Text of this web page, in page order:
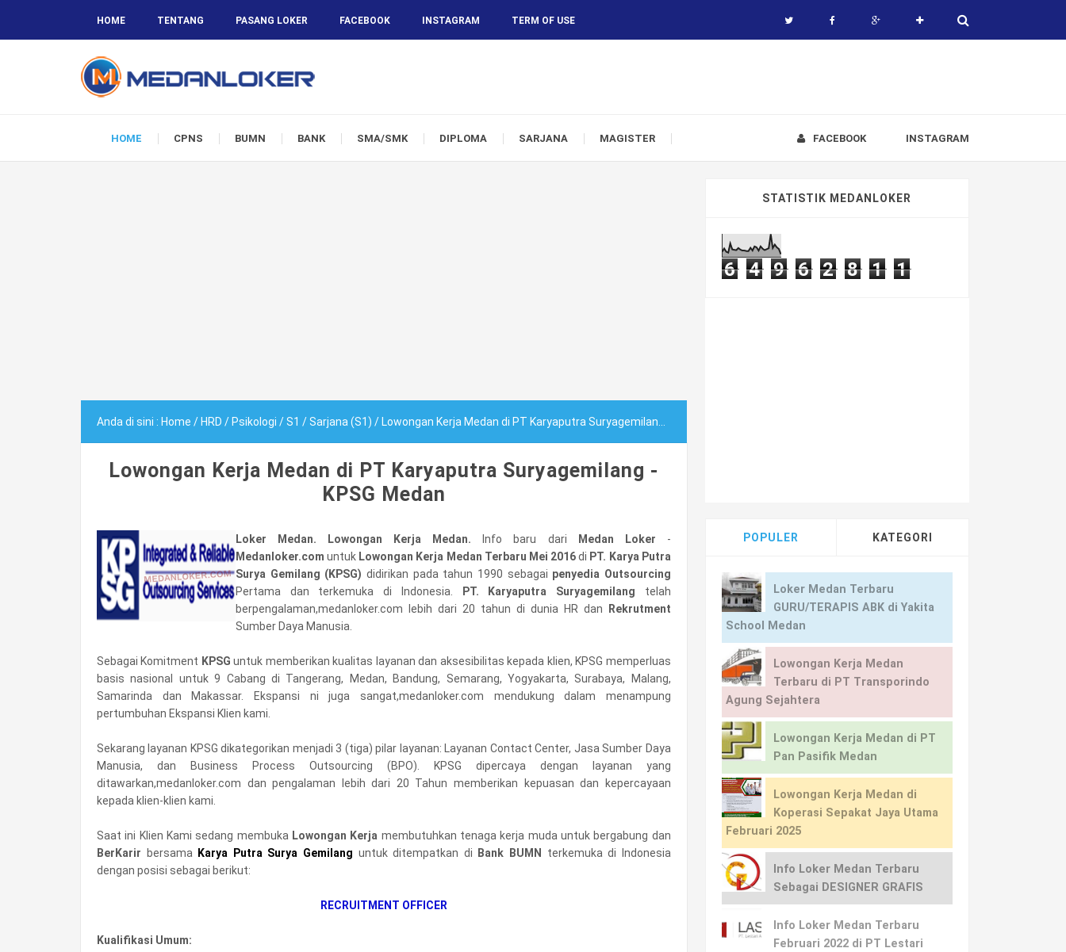
HOME TENTANG PASANG LOKER FACEBOOK INSTAGRAM TERM OF USE
HOME CPNS BUMN BANK SMA/SMK DIPLOMA SARJANA MAGISTER INSTAGRAM
FACEBOOK
Anda di sini : Home / HRD / Psikologi /S1 /Sarjana (S1) / Lowongan Kerja Medan di PT Karyaputra Suryagemilang - KPSG Medan
Lowongan Kerja Medan di PT Karyaputra Suryagemilang -
KPSG Medan
Loker Medan. Lowongan Kerja Medan. Info baru dari Medan Loker -
Medanloker.com untuk Lowongan Kerja Medan Terbaru Mei 2016di PT. Karya Putra
Surya Gemilang (KPSG) didirikan pada tahun 1990 sebagai penyedia Outsourcing
Pertama dan terkemuka di Indonesia.
PT. Karyaputra Suryagemilang telah
berpengalaman,medanloker.com lebih dari 20 tahun di dunia HR dan
Rekrutment
Sumber Daya Manusia.
Sebagai Komitment KPSG untuk memberikan kualitas layanan dan aksesibilitas kepada klien, KPSG memperluas
basis nasional untuk 9 Cabang di Tangerang, Medan, Bandung, Semarang, Yogyakarta, Surabaya, Malang,
Samarinda dan Makassar. Ekspansi ni juga sangat,medanloker.com mendukung dalam menampung
pertumbuhan Ekspansi Klien kami.
Sekarang layanan KPSG dikategorikan menjadi 3 (tiga) pilar layanan: Layanan Contact Center, Jasa Sumber Daya
Manusia, dan Business Process Outsourcing (BPO). KPSG dipercaya dengan layanan yang
ditawarkan,medanloker.com dan pengalaman lebih dari 20 Tahun memberikan kepuasan dan kepercayaan
kepada klien-klien kami.
Saat ini Klien Kami sedang membuka Lowongan Kerja membutuhkan tenaga kerja muda untuk bergabung dan
BerKarir bersama Karya Putra Surya Gemilang untuk ditempatkan di Bank BUMN
terkemuka di Indonesia
dengan posisi sebagai berikut:
RECRUITMENT OFFICER
Kualifikasi Umum:
STATISTIK MEDANLOKER
6 4 9 6 2 8 1 1
POPULER KATEGORI
Loker Medan Terbaru
GURU/TERAPIS ABK di Yakita
School Medan
Lowongan Kerja Medan
Terbaru di PT Transporindo
Agung Sejahtera
Lowongan Kerja Medan di PT
Pan Pasifik Medan
Lowongan Kerja Medan di
Koperasi Sepakat Jaya Utama
Februari 2025
Info Loker Medan Terbaru
Sebagai DESIGNER GRAFIS
Info Loker Medan Terbaru
Februari 2022 di PT Lestari